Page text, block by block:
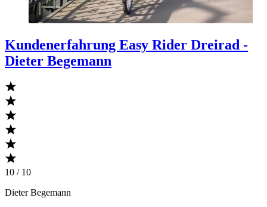
Kundenerfahrung Easy Rider Dreirad -
Dieter Begemann
10 / 10
Dieter Begemann